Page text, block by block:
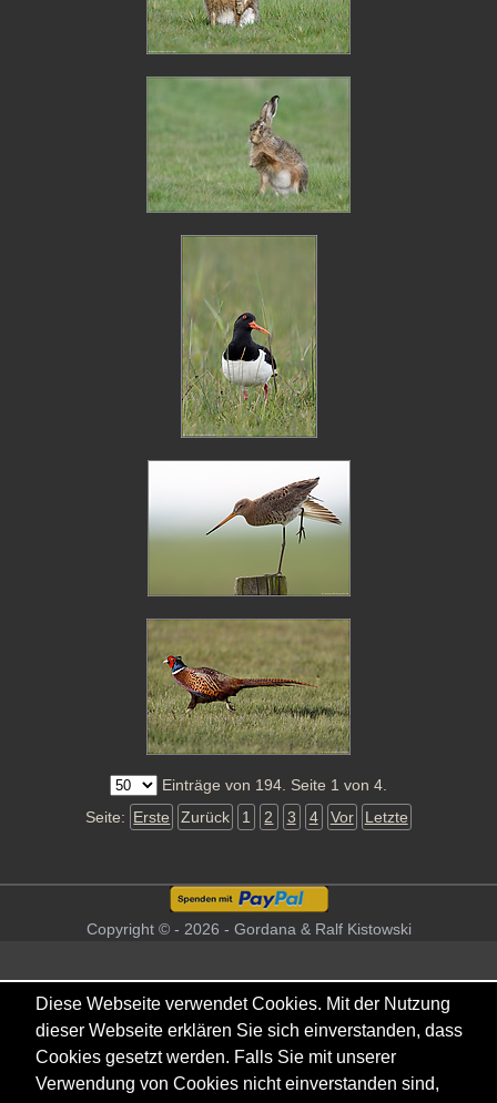
Einträge von 194. Seite 1 von 4.
Seite: Erste Zurück 1 2 3 4 Vor Letzte
Copyright © - 2026 - Gordana & Ralf Kistowski
Diese Webseite verwendet Cookies. Mit der Nutzung
dieser Webseite erklären Sie sich einverstanden, dass
Cookies gesetzt werden. Falls Sie mit unserer
Verwendung von Cookies nicht einverstanden sind,